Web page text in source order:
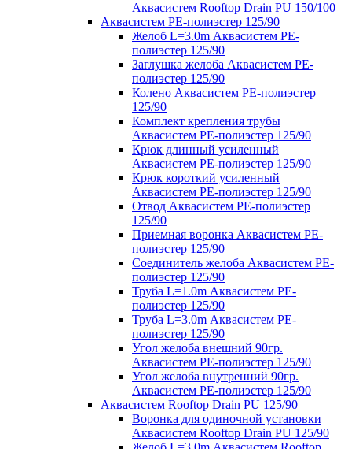
Аквасистем Rooftop Drain PU 150/100
Аквасистем PE-полиэстер 125/90
Желоб L=3.0m Аквасистем PE-
полиэстер 125/90
Заглушка желоба Аквасистем PE-
полиэстер 125/90
Колено Аквасистем PE-полиэстер
125/90
Комплект крепления трубы
Аквасистем PE-полиэстер 125/90
Крюк длинный усиленный
Аквасистем PE-полиэстер 125/90
Крюк короткий усиленный
Аквасистем PE-полиэстер 125/90
Отвод Аквасистем РЕ-полиэстер
125/90
Приемная воронка Аквасистем PE-
полиэстер 125/90
Соединитель желоба Аквасистем PE-
полиэстер 125/90
Труба L=1.0m Аквасистем PE-
полиэстер 125/90
Труба L=3.0m Аквасистем PE-
полиэстер 125/90
Угол желоба внешний 90гр.
Аквасистем PE-полиэстер 125/90
Угол желоба внутренний 90гр.
Аквасистем PE-полиэстер 125/90
Аквасистем Rooftop Drain PU 125/90
Воронка для одиночной установки
Аквасистем Rooftop Drain PU 125/90